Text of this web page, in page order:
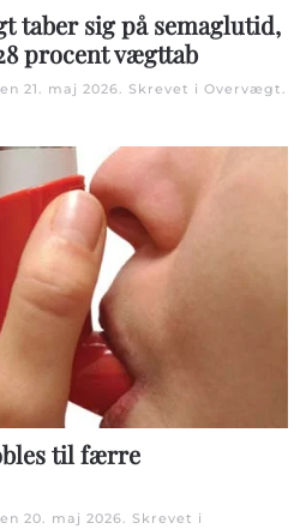
taber sig på semaglutid,
procent vægttab
21. maj 2026. Skrevet i Overvægt.
til færre
20. maj 2026. Skrevet i